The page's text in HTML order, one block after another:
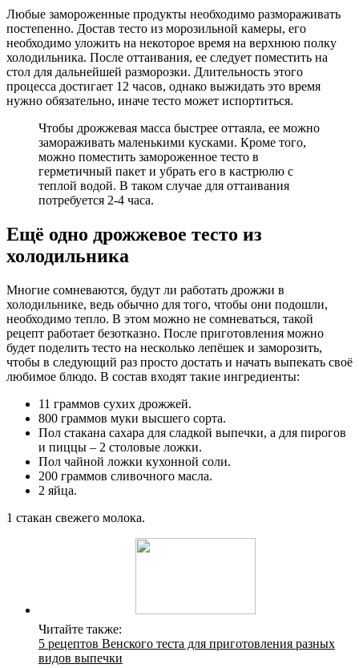
Любые замороженные продукты необходимо размораживать
постепенно. Достав тесто из морозильной камеры, его
необходимо уложить на некоторое время на верхнюю полку
холодильника. После оттаивания, ее следует поместить на
стол для дальнейшей разморозки. Длительность этого
процесса достигает 12 часов, однако выжидать это время
нужно обязательно, иначе тесто может испортиться.
Чтобы дрожжевая масса быстрее оттаяла, ее можно
замораживать маленькими кусками. Кроме того,
можно поместить замороженное тесто в
герметичный пакет и убрать его в кастрюлю с
теплой водой. В таком случае для оттаивания
потребуется 2-4 часа.
Ещё одно дрожжевое тесто из
холодильника
Многие сомневаются, будут ли работать дрожжи в
холодильнике, ведь обычно для того, чтобы они подошли,
необходимо тепло. В этом можно не сомневаться, такой
рецепт работает безотказно. После приготовления можно
будет поделить тесто на несколько лепёшек и заморозить,
чтобы в следующий раз просто достать и начать выпекать своё
любимое блюдо. В состав входят такие ингредиенты:
11 граммов сухих дрожжей.
800 граммов муки высшего сорта.
Пол стакана сахара для сладкой выпечки, а для пирогов
и пиццы – 2 столовые ложки.
Пол чайной ложки кухонной соли.
200 граммов сливочного масла.
2 яйца.
1 стакан свежего молока.
Читайте также:
5 рецептов Венского теста для приготовления разных
видов выпечки